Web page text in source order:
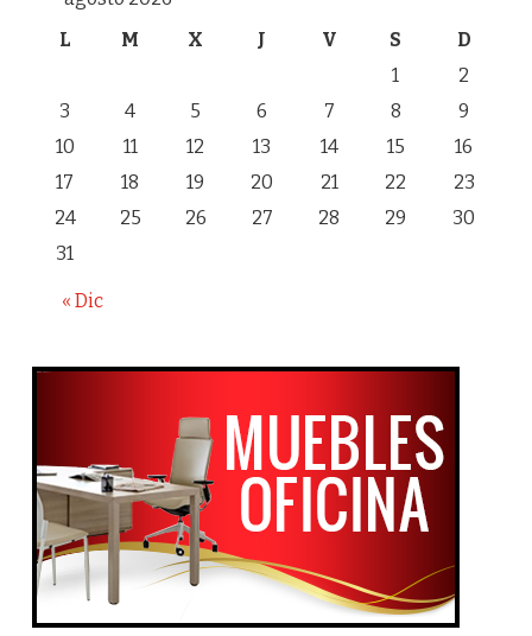
L
M X J V S D
« Dic
1
2
3
4 5 6 7 8
9
10
11 12 13 14 15
16
17
18 19 20 21 22
23
24
25 26 27 28 29
30
31